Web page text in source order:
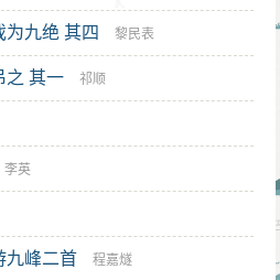
为九绝 其四 黎民表
之 其一 祁顺
李英
九峰二首 程嘉燧